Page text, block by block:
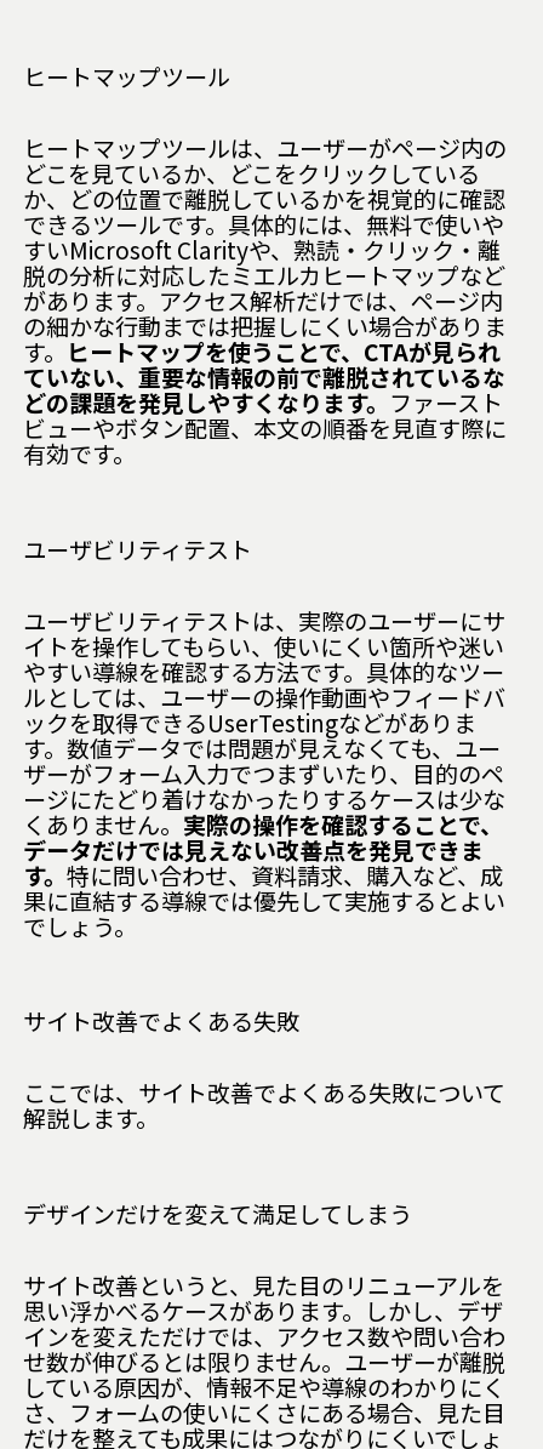
ヒートマップツール
ヒートマップツールは、ユーザーがページ内の
どこを見ているか、どこをクリックしている
か、どの位置で離脱しているかを視覚的に確認
できるツールです。具体的には、無料で使いや
すいMicrosoft Clarityや、熟読・クリック・離
脱の分析に対応したミエルカヒートマップなど
があります。アクセス解析だけでは、ページ内
の細かな行動までは把握しにくい場合がありま
す。 ヒートマップを使うことで、CTAが見られ
ていない、重要な情報の前で離脱されているな
どの課題を発見しやすくなります。 ファースト
ビューやボタン配置、本文の順番を見直す際に
有効です。
ユーザビリティテスト
ユーザビリティテストは、実際のユーザーにサ
イトを操作してもらい、使いにくい箇所や迷い
やすい導線を確認する方法です。具体的なツー
ルとしては、ユーザーの操作動画やフィードバ
ックを取得できるUserTestingなどがありま
す。数値データでは問題が見えなくても、ユー
ザーがフォーム入力でつまずいたり、目的のペ
ージにたどり着けなかったりするケースは少な
くありません。 実際の操作を確認することで、
データだけでは見えない改善点を発見できま
す。特に問い合わせ、資料請求、購入など、成
果に直結する導線では優先して実施するとよい
でしょう。
サイト改善でよくある失敗
ここでは、サイト改善でよくある失敗について
解説します。
デザインだけを変えて満足してしまう
サイト改善というと、見た目のリニューアルを
思い浮かべるケースがあります。しかし、デザ
インを変えただけでは、アクセス数や問い合わ
せ数が伸びるとは限りません。ユーザーが離脱
している原因が、情報不足や導線のわかりにく
さ、フォームの使いにくさにある場合、見た目
だけを整えても成果にはつながりにくいでしょ